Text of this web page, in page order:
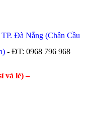
Đà Nẵng (Chân Cầu
- ĐT: 0968 796 968
và lẻ) –